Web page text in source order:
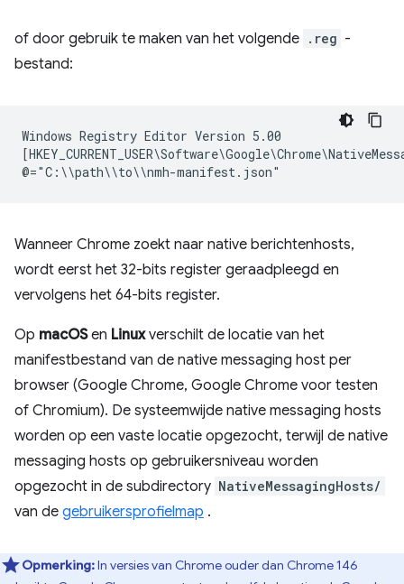
of door gebruik te maken van het volgende .reg -
bestand:
Windows Registry Editor Version 5.00
Wanneer Chrome zoekt naar native berichtenhosts,
wordt eerst het 32-bits register geraadpleegd en
vervolgens het 64-bits register.
Op macOSen Linuxverschilt de locatie van het
manifestbestand van de native messaging host per
browser (Google Chrome, Google Chrome voor testen
of Chromium). De systeemwijde native messaging hosts
worden op een vaste locatie opgezocht, terwijl de native
messaging hosts op gebruikersniveau worden
opgezocht in de subdirectory NativeMessagingHosts/
van de gebruikersprofielmap .
Opmerking:In versies van Chrome ouder dan Chrome 146